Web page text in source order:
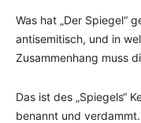
Was hat „Der Spiegel“
antisemitisch, und in
Zusammenhang muss
Das ist des „Spiegels“
benannt und